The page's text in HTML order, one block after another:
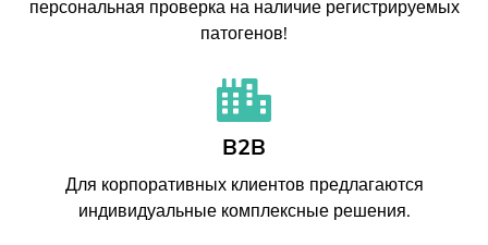
персональная проверка на наличие регистрируемых
патогенов!
B2B
Для корпоративных клиентов предлагаются
индивидуальные комплексные решения.